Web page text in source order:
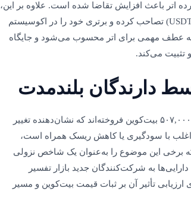
اتر باعث افزایش تقاضا شده است. علاوه بر این،
اتر جایگاه TRON را به‌عنوان شبکه پیشرو تتر (USDT) تصاحب کرده و برتری خود را در اکوسیستم
عطف مهمی برای اتر محسوب می‌شود و جایگاه
تثبیت می‌کند.
دارندگان بلندمدت بیت‌کوین از سپتامبر تاکنون ۵۰۷,۰۰۰ بیت‌کوین فروخته‌اند که نشان‌دهنده تغییر
اغلب با سودگیری یا کاهش ریسک همراه است،
برخی این موضوع را به‌عنوان یک شاخص نزولی
به شرکت‌کنندگان جدید بازار تفسیر
تأثیر آن بر ثبات قیمت بیت‌کوین و مسیر